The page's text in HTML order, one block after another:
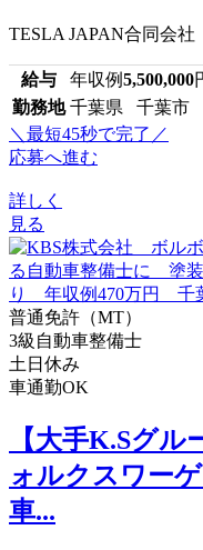
TESLA JAPAN合同会社
給与 年収例5,500,000
勤務地 千葉県 千葉市
＼最短45秒で完了／
応募へ進む
詳しく
見る
普通免許（MT）
3級自動車整備士
土日休み
車通勤OK
【大手K.Sグ
ォルクスワー
車...